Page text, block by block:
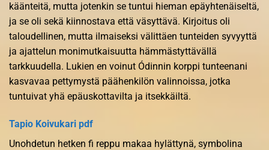
käänteitä, mutta jotenkin se tuntui hieman epäyhtenäiseltä,
ja se oli sekä kiinnostava että väsyttävä. Kirjoitus oli
taloudellinen, mutta ilmaiseksi välittäen tunteiden syvyyttä
ja ajattelun monimutkaisuutta hämmästyttävällä
tarkkuudella. Lukien en voinut Ódinnin korppi tunteenani
kasvavaa pettymystä päähenkilön valinnoissa, jotka
tuntuivat yhä epäuskottavilta ja itsekkäiltä.
Tapio Koivukari pdf
Unohdetun hetken fi reppu makaa hylättynä, symbolina